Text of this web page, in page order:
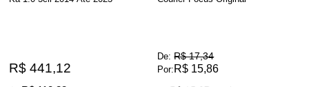
R$ 441,12
De: R$ 17,34
Por: R$ 15,86